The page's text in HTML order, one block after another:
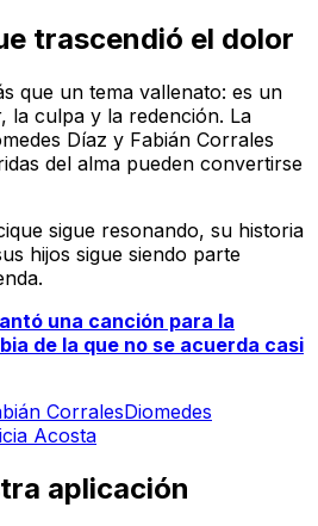
trascendió el dolor
que un tema vallenato: es un
la culpa y la redención. La
Díaz y Fabián Corrales
del alma pueden convertirse
sigue resonando, su historia
hijos sigue siendo parte
una canción para la
de la que no se acuerda casi
CorralesDiomedes
Acosta
aplicación